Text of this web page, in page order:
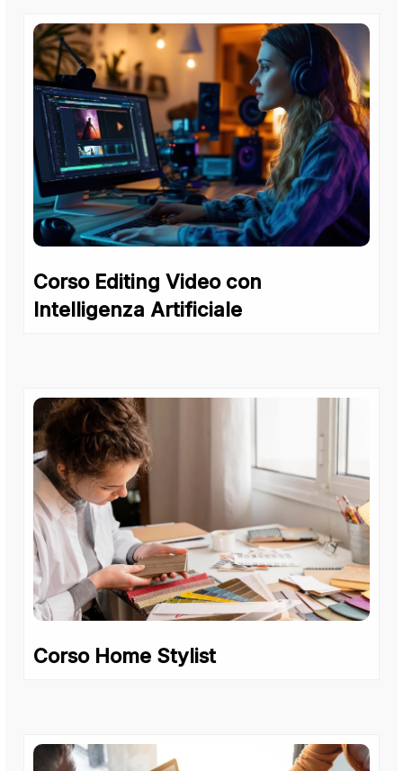
Corso Editing Video con
Intelligenza Artificiale
Corso Home Stylist